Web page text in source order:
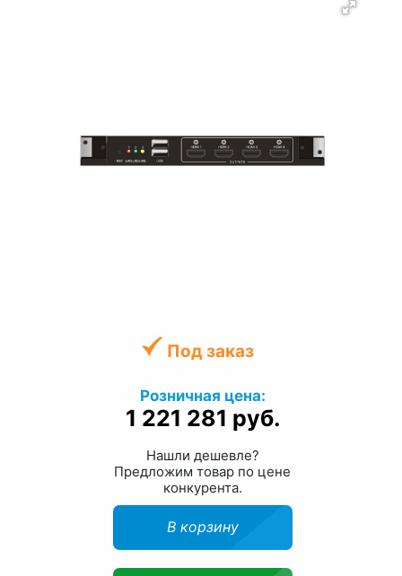
Под заказ
Розничная цена:
1 221 281 руб.
Нашли дешевле?
Предложим товар по цене
конкурента.
В корзину